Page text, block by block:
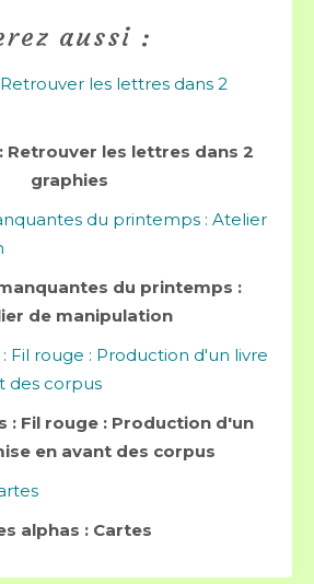
aussi :
Retrouver les lettres dans 2
graphies
du printemps :
de manipulation
: Fil rouge : Production d'un
en avant des corpus
alphas : Cartes